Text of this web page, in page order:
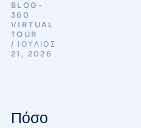
BLOG-
360
VIRTUAL
TOUR
ΙΟΎΛΙΟΣ
21, 2026
Πόσο